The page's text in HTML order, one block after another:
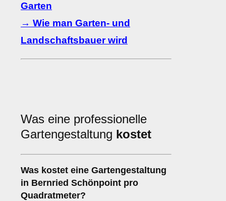
Garten
→ Wie man Garten- und
Landschaftsbauer wird
Was eine professionelle
Gartengestaltung kostet
Was kostet eine Gartengestaltung
in Bernried Schönpoint pro
Quadratmeter?